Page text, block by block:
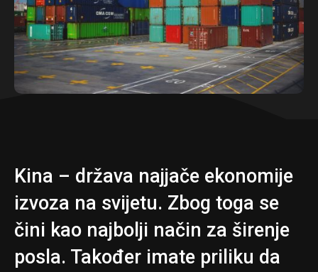
Kina – država najjače ekonomije
izvoza na svijetu. Zbog toga se
čini kao najbolji način za širenje
posla. Također imate priliku da